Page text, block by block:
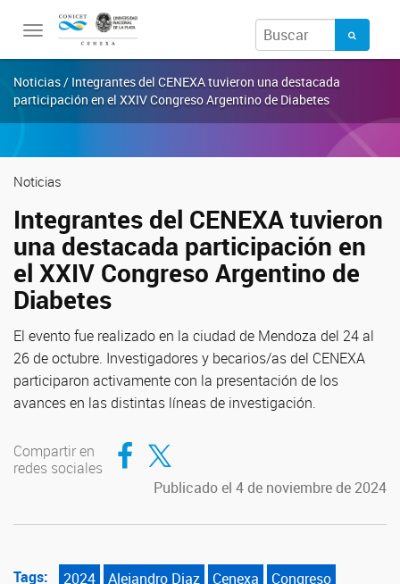
Toggle
Noticias / Integrantes del CENEXA tuvieron una destacada
participación en el XXIV Congreso Argentino de Diabetes
Noticias
Integrantes del CENEXA tuvieron
una destacada participación en
el XXIV Congreso Argentino de
Diabetes
El evento fue realizado en la ciudad de Mendoza del 24 al
26 de octubre. Investigadores y becarios/as del CENEXA
participaron activamente con la presentación de los
avances en las distintas líneas de investigación.
Compartir en
redes sociales
Compartir en Facebook
Compartir en Twitter
Publicado el 4 de noviembre de 2024
Tags: 2024 Alejandro Diaz Cenexa
Congreso